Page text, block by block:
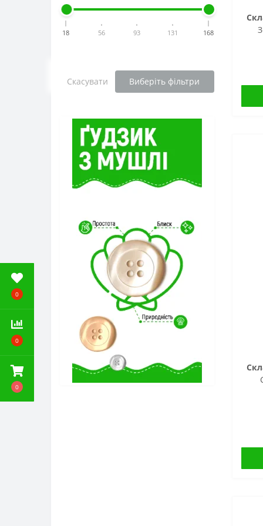
0
0
0
Репсова тасьма
18 56 93 131 168
Скасувати Виберіть фільтри